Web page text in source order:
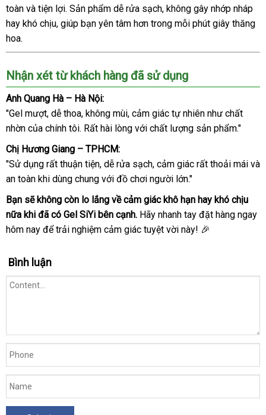
toàn và tiện lợi. Sản phẩm dễ rửa sạch, không gây nhớp nháp
hay khó chịu, giúp bạn yên tâm hơn trong mỗi phút giây thăng
hoa.
Nhận xét từ khách hàng đã sử dụng
Anh Quang Hà – Hà Nội:
"Gel mượt, dễ thoa, không mùi, cảm giác tự nhiên như chất
nhờn của chính tôi. Rất hài lòng với chất lượng sản phẩm."
Chị Hương Giang – TPHCM:
"Sử dụng rất thuận tiện, dễ rửa sạch, cảm giác rất thoải mái và
an toàn khi dùng chung với đồ chơi người lớn."
Bạn sẽ không còn lo lắng về cảm giác khô hạn hay khó chịu
nữa khi đã có Gel SiYi bên cạnh. Hãy nhanh tay đặt hàng ngay
hôm nay để trải nghiệm cảm giác tuyệt vời này! 🎉
Bình luận